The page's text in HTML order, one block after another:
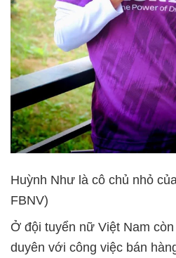
Huỳnh Như là cô chủ nhỏ
FBNV)
Ở đội tuyển nữ Việt Nam
duyên với công việc bán